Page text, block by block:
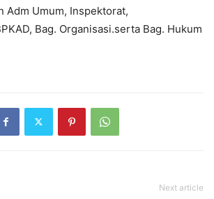
Adm Umum, Inspektorat,
Bag. Organisasi.serta Bag. Hukum
Next article